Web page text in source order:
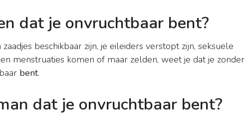
dat je onvruchtbaar bent?
beschikbaar zijn, je eileiders verstopt zijn, seksuele
menstruaties komen of maar zelden, weet je dat je zonder
bent.
dat je onvruchtbaar bent?